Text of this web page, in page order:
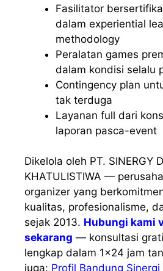
Fasilitator
dalam experiential
methodology
Peralatan games
dalam kondisi selalu
Contingency plan
tak terduga
Layanan full dari
laporan pasca-event
Dikelola oleh PT. SINERGY
KHATULISTIWA —
organizer yang
kualitas, profesionalisme,
sejak 2013. Hubungi kami
sekarang — konsultasi
lengkap dalam 1×24 jam
juga: Profil Bandung